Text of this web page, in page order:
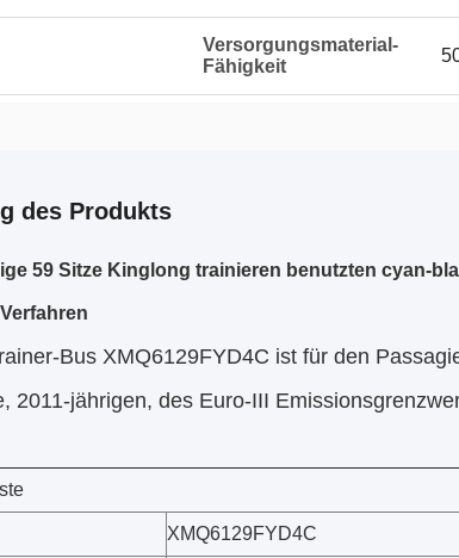
Versorgungsmaterial-
Fähigkeit
des Produkts
59 Sitze Kinglong trainieren benutzten cyan-
Bus XMQ6129FYD4C ist für den
2011-jährigen, des Euro-III
XMQ6129FYD4C